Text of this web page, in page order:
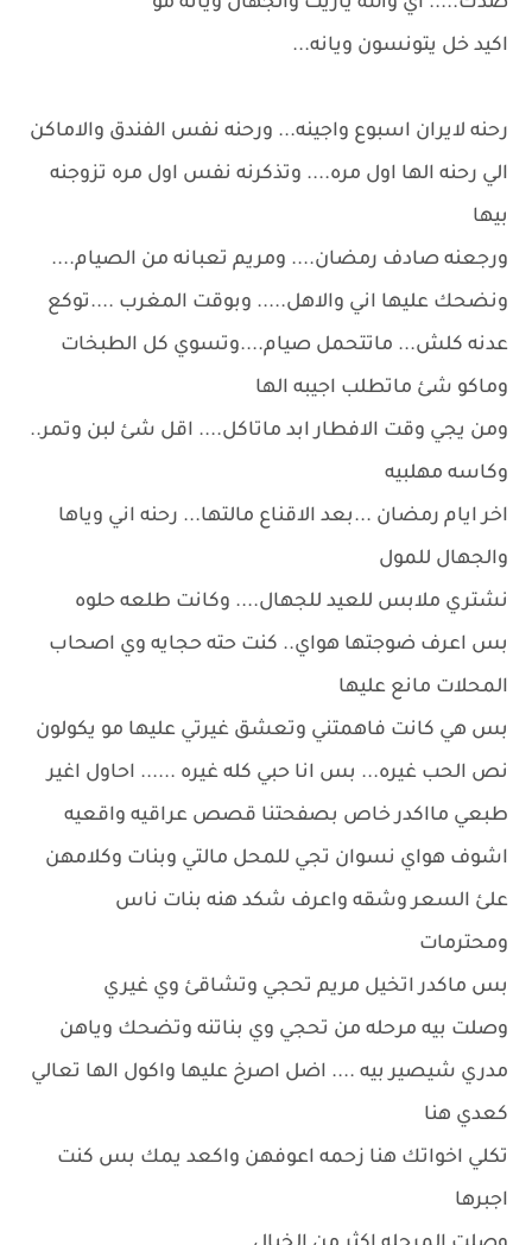
اكيد خل يتونسون ويانه...
رحنه لايران اسبوع واجينه... ورحنه نفس الفندق والاماكن
الي رحنه الها اول مره.... وتذكرنه نفس اول مره تزوجنه
بيها
ورجعنه صادف رمضان.... ومريم تعبانه من الصيام....
ونضحك عليها اني والاهل..... وبوقت المغرب ....توكع
عدنه كلش... ماتتحمل صيام....وتسوي كل الطبخات
وماكو شئ ماتطلب اجيبه الها
ومن يجي وقت الافطار ابد ماتاكل.... اقل شئ لبن وتمر..
وكاسه مهلبيه
اخر ايام رمضان ...بعد الاقناع مالتها... رحنه اني وياها
والجهال للمول
نشتري ملابس للعيد للجهال.... وكانت طلعه حلوه
بس اعرف ضوجتها هواي.. كنت حته حجايه وي اصحاب
المحلات مانع عليها
بس هي كانت فاهمتني وتعشق غيرتي عليها مو يكولون
نص الحب غيره... بس انا حبي كله غيره ...... احاول اغير
طبعي مااكدر خاص بصفحتنا قصص عراقيه واقعيه
اشوف هواي نسوان تجي للمحل مالتي وبنات وكلامهن
علئ السعر وشقه واعرف شكد هنه بنات ناس
ومحترمات
بس ماكدر اتخيل مريم تحجي وتشاقئ وي غيري
وصلت بيه مرحله من تحجي وي بناتنه وتضحك وياهن
مدري شيصير بيه .... اضل اصرخ عليها واكول الها تعالي
كعدي هنا
تكلي اخواتك هنا زحمه اعوفهن واكعد يمك بس كنت
اجبرها